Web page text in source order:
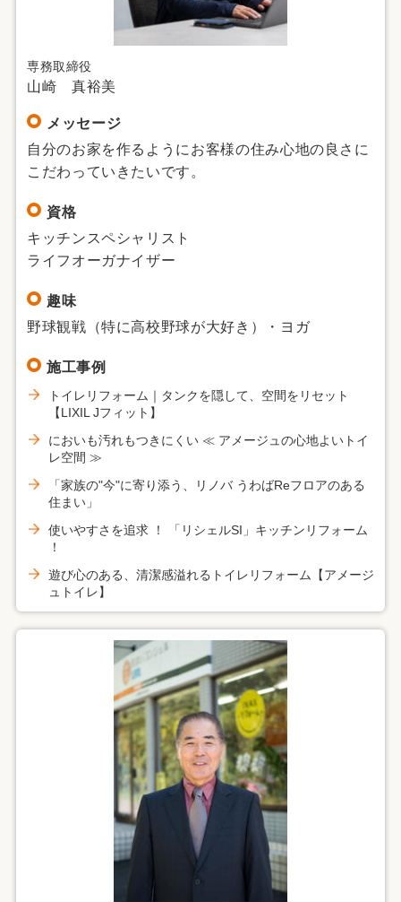
専務取締役
山崎 真裕美
メッセージ
自分のお家を作るようにお客様の住み心地の良さに
こだわっていきたいです。
資格
キッチンスペシャリスト
ライフオーガナイザー
趣味
野球観戦（特に高校野球が大好き）・ヨガ
施工事例
トイレリフォーム｜タンクを隠して、空間をリセット
【LIXIL Jフィット】
においも汚れもつきにくい ≪ アメージュの心地よいトイ
レ空間 ≫
「家族の"今"に寄り添う、リノバ うわばReフロアのある
住まい」
使いやすさを追求 ！ 「リシェルSI」キッチンリフォーム
！
遊び心のある、清潔感溢れるトイレリフォーム【アメージ
ュトイレ】